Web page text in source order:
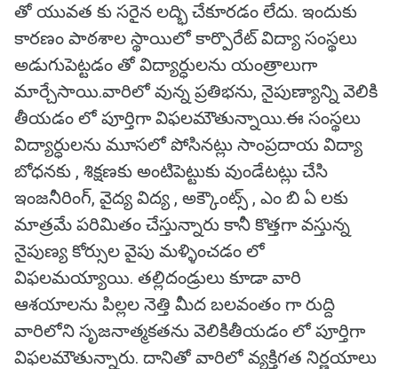
తో యువత కు సరైన లద్భి చేకూరడం లేదు. ఇందుకు
కారణం పాఠశాల స్థాయిలో కార్పొరేట్ విద్యా సంస్థలు
అడుగుపెట్టడం తో విద్యార్ధులను యంత్రాలుగా
మార్చేసాయి.వారిలో వున్న ప్రతిభను, నైపుణ్యాన్ని వెలికి
తీయడం లో పూర్తిగా విఫలమౌతున్నాయి.ఈ సంస్థలు
విద్యార్ధులను మూసలో పోసినట్లు సాంప్రదాయ విద్యా
బోధనకు , శిక్షణకు అంటిపెట్టుకు వుండేటట్లు చేసి
ఇంజనీరింగ్, వైద్య విద్య , అక్కౌంట్స్ , ఎం బి ఏ లకు
మాత్రమే పరిమితం చేస్తున్నారు కానీ కొత్తగా వస్తున్న
నైపుణ్య కోర్సుల వైపు మళ్ళించడం లో
విఫలమయ్యాయి. తల్లిదండ్రులు కూడా వారి
ఆశయాలను పిల్లల నెత్తి మీద బలవంతం గా రుద్ది
వారిలోని సృజనాత్మకతను వెలికితీయడం లో పూర్తిగా
విఫలమౌతున్నారు. దానితో వారిలో వ్యక్తిగత నిర్ణయాలు